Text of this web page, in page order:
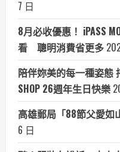
7 日
8月必收優惠！ iPASS
看 聰明消費省更多
陪伴妳美的每一種姿態
SHOP 26週年生日快樂
高雄郵局「88節父愛如
6 日